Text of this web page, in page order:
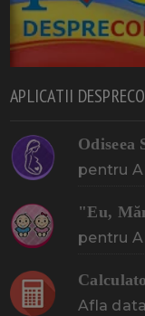
APLICATII
Odiseea
pentru
"Eu,
pentru
Afla